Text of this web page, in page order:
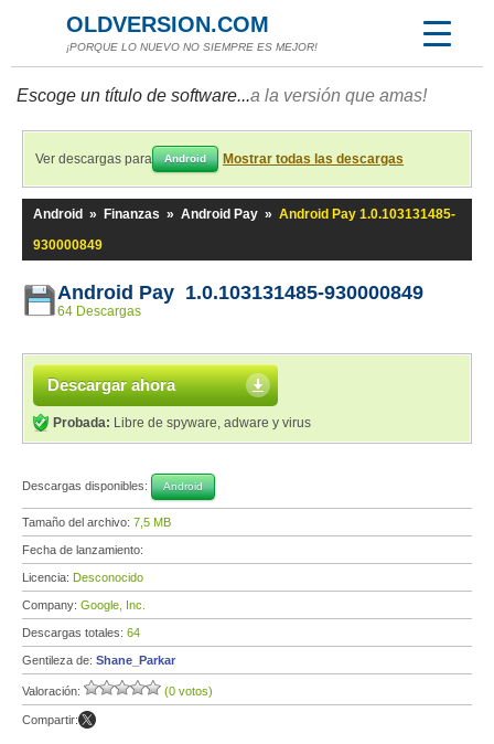
OLDVERSION.COM
¡PORQUE LO NUEVO NO SIEMPRE ES MEJOR!
Escoge un título de software...a la versión que amas!
Ver descargas para Android Mostrar todas las descargas
Android » Finanzas » Android Pay » Android Pay 1.0.103131485-
930000849
Android Pay 1.0.103131485-930000849
64 Descargas
Descargar ahora
Probada: Libre de spyware, adware y virus
Descargas disponibles: Android
Tamaño del archivo: 7,5 MB
Fecha de lanzamiento:
Licencia: Desconocido
Company: Google, Inc.
Descargas totales: 64
Gentileza de: Shane_Parkar
Valoración: (0 votos)
Compartir: